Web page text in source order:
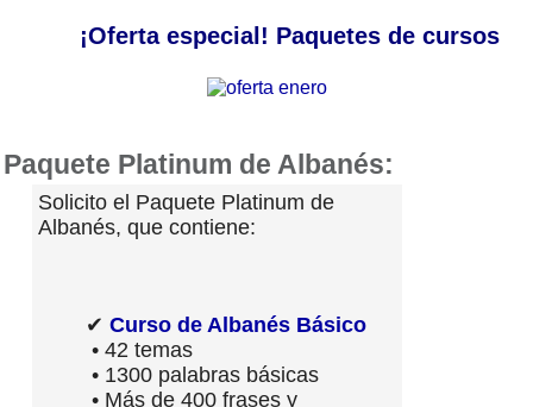
¡Oferta especial! Paquetes de cursos
Paquete Platinum de Albanés:
Solicito el Paquete Platinum de
Albanés, que contiene:
✔ Curso de Albanés Básico
• 42 temas
• 1300 palabras básicas
• Más de 400 frases y